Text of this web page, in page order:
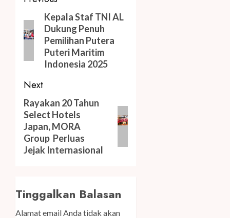
navigation
Previous
post:
Kepala Staf TNI AL
Dukung Penuh
Pemilihan Putera
Puteri Maritim
Indonesia 2025
Next
Next
post:
Rayakan 20 Tahun
Select Hotels
Japan, MORA
Group Perluas
Jejak Internasional
Tinggalkan Balasan
Alamat email Anda tidak akan